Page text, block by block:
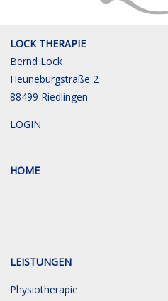
LOCK THERAPIE
Bernd Lock
Heuneburgstraße 2
88499 Riedlingen
LOGIN
HOME
LEISTUNGEN
Physiotherapie